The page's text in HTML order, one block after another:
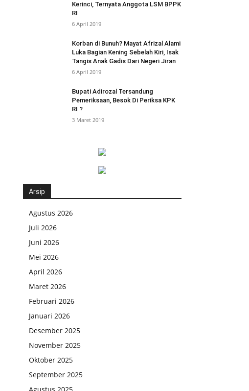
Kerinci, Ternyata Anggota LSM BPPK
RI
6 April 2019
Korban di Bunuh? Mayat Afrizal Alami
Luka Bagian Kening Sebelah Kiri, Isak
Tangis Anak Gadis Dari Negeri Jiran
6 April 2019
Bupati Adirozal Tersandung
Pemeriksaan, Besok Di Periksa KPK
RI ?
3 Maret 2019
Arsip
Agustus 2026
Juli 2026
Juni 2026
Mei 2026
April 2026
Maret 2026
Februari 2026
Januari 2026
Desember 2025
November 2025
Oktober 2025
September 2025